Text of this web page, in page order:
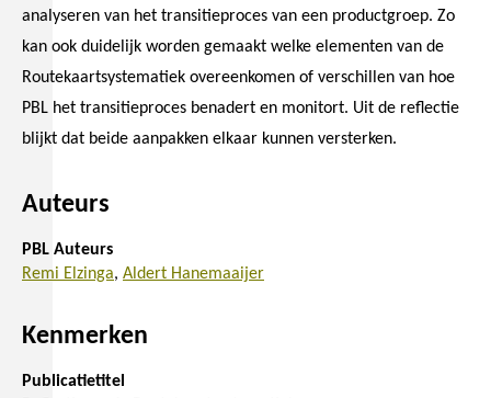
analyseren van het transitieproces van een productgroep. Zo
kan ook duidelijk worden gemaakt welke elementen van de
Routekaartsystematiek overeenkomen of verschillen van hoe
PBL het transitieproces benadert en monitort. Uit de reflectie
blijkt dat beide aanpakken elkaar kunnen versterken.
Auteurs
PBL Auteurs
Remi Elzinga Aldert Hanemaaijer
Kenmerken
Publicatietitel